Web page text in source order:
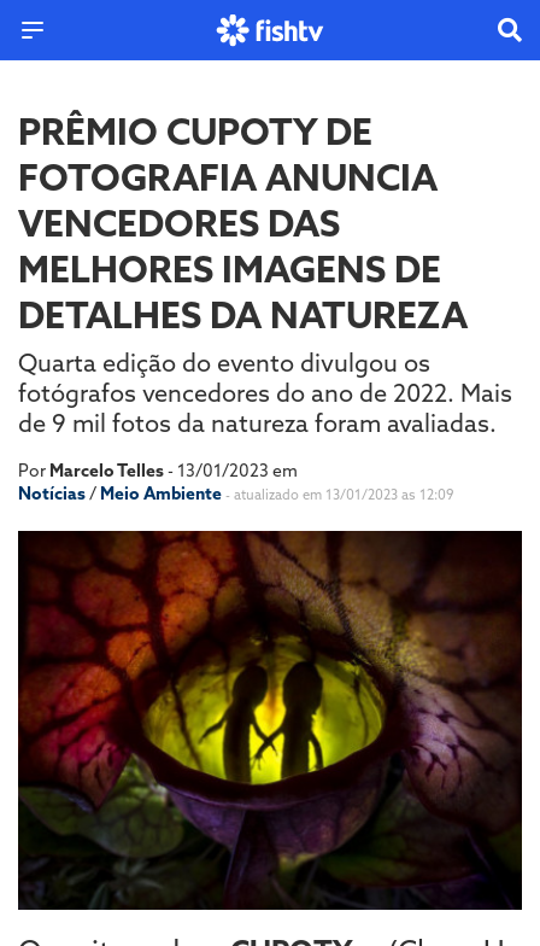
PRÊMIO CUPOTY DE
FOTOGRAFIA ANUNCIA
VENCEDORES DAS
MELHORES IMAGENS DE
DETALHES DA NATUREZA
Quarta edição do evento divulgou os
fotógrafos vencedores do ano de 2022. Mais
de 9 mil fotos da natureza foram avaliadas.
Por Marcelo Telles- 13/01/2023 em
Notícias/ Meio Ambiente - atualizado em 13/01/2023 as 12:09